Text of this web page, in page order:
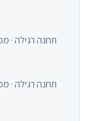
תחנה רגילה · מפעילי אוטובוסים
תחנה רגילה · מפעילי אוטובוסים